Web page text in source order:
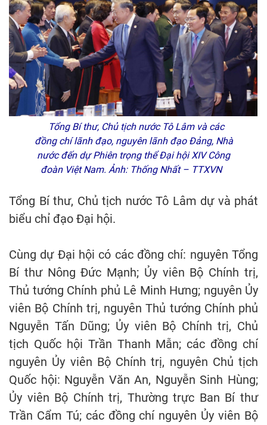
Tổng Bí thư, Chủ tịch nước Tô Lâm và các
đồng chí lãnh đạo, nguyên lãnh đạo Đảng, Nhà
nước đến dự Phiên trọng thể Đại hội XIV Công
đoàn Việt Nam. Ảnh: Thống Nhất – TTXVN
Tổng Bí thư, Chủ tịch nước Tô Lâm dự và phát
biểu chỉ đạo Đại hội.
Cùng dự Đại hội có các đồng chí: nguyên Tổng
Bí thư Nông Đức Mạnh; Ủy viên Bộ Chính trị,
Thủ tướng Chính phủ Lê Minh Hưng; nguyên Ủy
viên Bộ Chính trị, nguyên Thủ tướng Chính phủ
Nguyễn Tấn Dũng; Ủy viên Bộ Chính trị, Chủ
tịch Quốc hội Trần Thanh Mẫn; các đồng chí
nguyên Ủy viên Bộ Chính trị, nguyên Chủ tịch
Quốc hội: Nguyễn Văn An, Nguyễn Sinh Hùng;
Ủy viên Bộ Chính trị, Thường trực Ban Bí thư
Trần Cẩm Tú; các đồng chí nguyên Ủy viên Bộ